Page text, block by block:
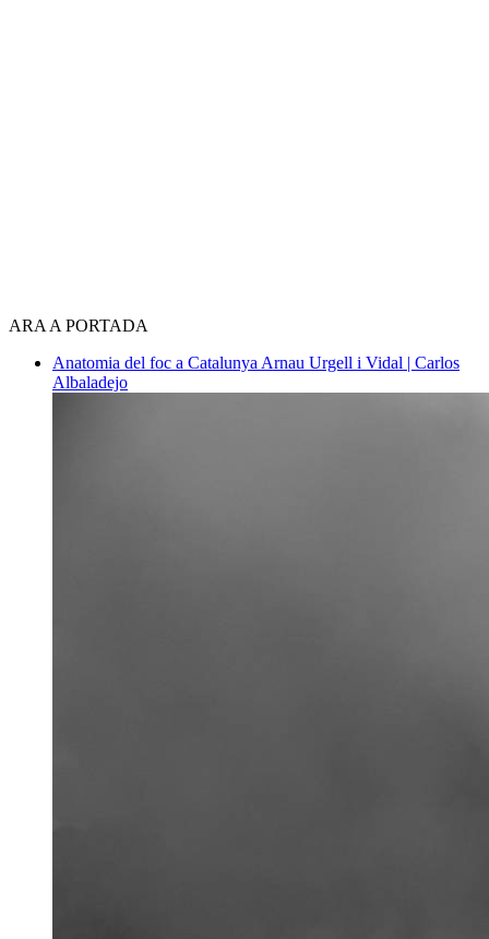
ARA A PORTADA
Anatomia del foc a Catalunya Arnau Urgell i Vidal | Carlos
Albaladejo